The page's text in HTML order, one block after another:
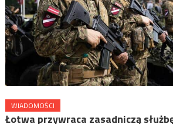
WIADOMOŚCI
Łotwa przywraca zasadniczą